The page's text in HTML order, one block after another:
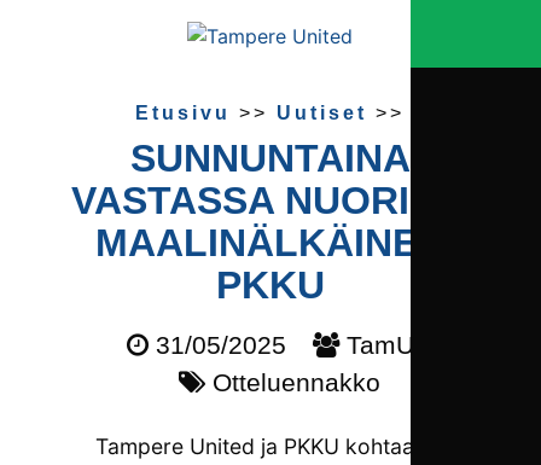
Etusivu >> Uutiset >>
SUNNUNTAINA
VASTASSA NUORI JA
MAALI­NÄLKÄINEN
PKKU
31/05/2025
TamU
Otteluennakko
Tampere United ja PKKU kohtaavat